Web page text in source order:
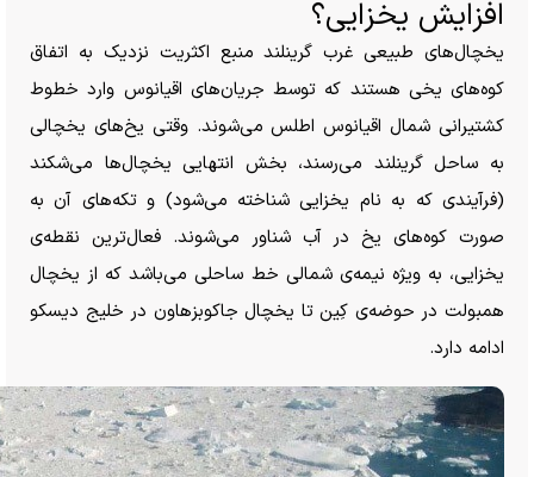
افزایش یخزایی؟
یخچال‌های طبیعی غرب گرینلند منبع اکثریت نزدیک به اتفاق
کوه‌های یخی هستند که توسط جریان‌های اقیانوس وارد خطوط
کشتیرانی شمال اقیانوس اطلس می‌شوند. وقتی یخ‌های یخچالی
به ساحل گرینلند می‌رسند، بخش انتهایی یخچال‌ها می‌شکند
(فرآیندی که به نام یخزایی شناخته می‌شود) و تکه‌های آن به
صورت کوه‌های یخ در آب شناور می‌شوند. فعال‌ترین نقطه‌ی
یخزایی، به ویژه نیمه‌ی شمالی خط ساحلی می‌باشد که از یخچال
همبولت در حوضه‌ی کِین تا یخچال جاکوبزهاون در خلیج دیسکو
ادامه دارد.